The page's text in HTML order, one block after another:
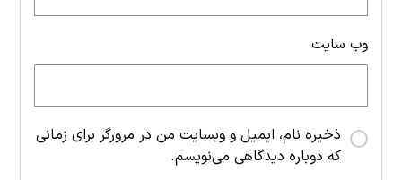
وب‌ سایت
ذخیره نام، ایمیل و وبسایت من در مرورگر برای زمانی
که دوباره دیدگاهی می‌نویسم.